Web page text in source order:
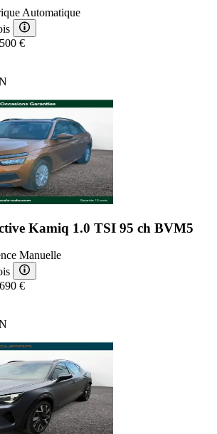
Automatique
€
Kamiq 1.0 TSI 95 ch BVM5
Manuelle
€